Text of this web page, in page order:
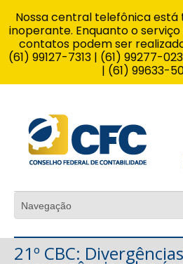
21º CBC:
Nossa central telefônica
inoperante. Enquanto o
contatos podem ser
(61) 99127-7313 | (61) 99277-
| (61) 99633-